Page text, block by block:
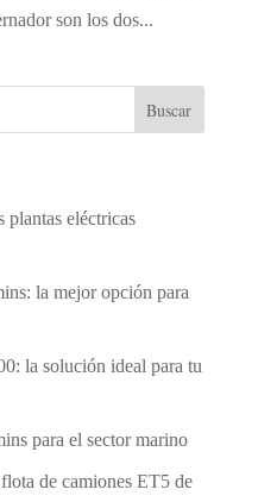
son los dos...
plantas eléctricas
la mejor opción para
la solución ideal para tu
para el sector marino
de camiones ET5 de